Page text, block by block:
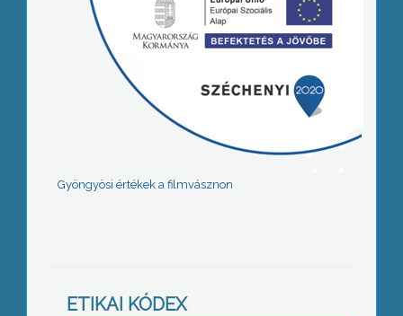
Gyöngyösi értékek a filmvásznon
ETIKAI KÓDEX